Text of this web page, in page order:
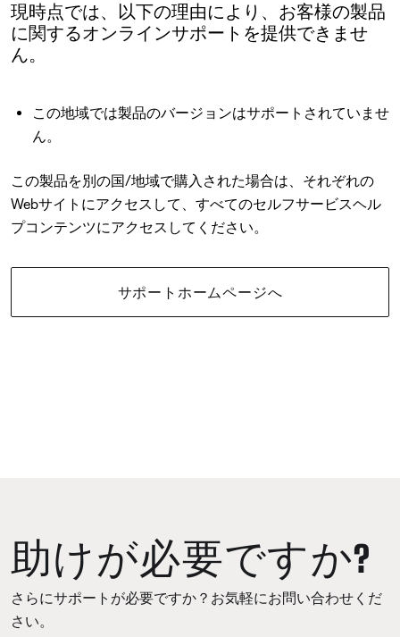
現時点では、以下の理由により、お客様の製品
に関するオンラインサポートを提供できませ
ん。
この地域では製品のバージョンはサポートされていませ
ん。
この製品を別の国/地域で購入された場合は、それぞれの
Webサイトにアクセスして、すべてのセルフサービスヘル
プコンテンツにアクセスしてください。
サポートホームページへ
助けが必要ですか?
さらにサポートが必要ですか？お気軽にお問い合わせくだ
さい。